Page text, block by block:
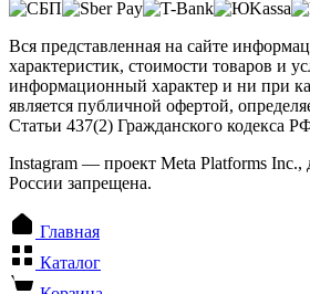
Вся представленная на сайте
характеристик, стоимости товаров и
информационный характер и ни при
является публичной офертой,
Статьи 437(2) Гражданского кодекса
Instagram — проект Meta Platforms Inc.,
России запрещена.
Главная
Каталог